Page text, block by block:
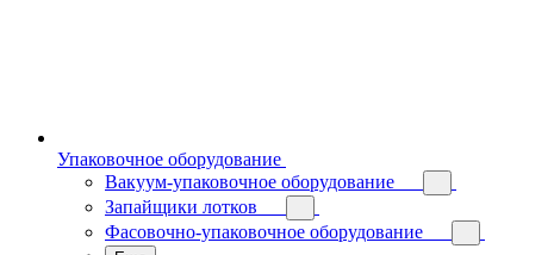
Упаковочное оборудование
Вакуум-упаковочное оборудование
Запайщики лотков
Фасовочно-упаковочное оборудование